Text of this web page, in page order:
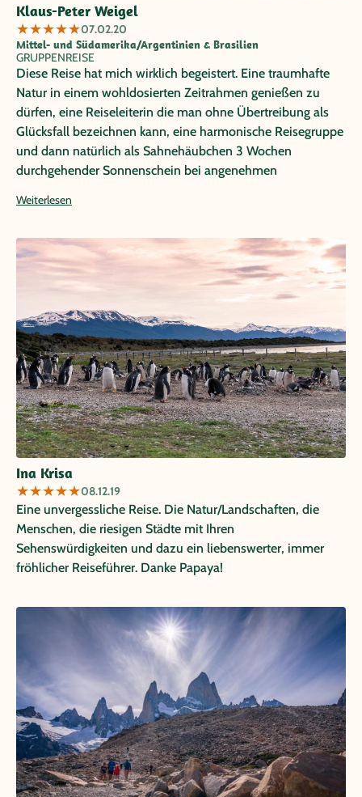
Klaus-Peter Weigel
★★★★★07.02.20
Mittel- und Südamerika/Argentinien & Brasilien
GRUPPENREISE
Diese Reise hat mich wirklich begeistert. Eine traumhafte
Natur in einem wohldosierten Zeitrahmen genießen zu
dürfen, eine Reiseleiterin die man ohne Übertreibung als
Glücksfall bezeichnen kann, eine harmonische Reisegruppe
und dann natürlich als Sahnehäubchen 3 Wochen
durchgehender Sonnenschein bei angenehmen
Weiterlesen
Ina Krisa
★★★★★08.12.19
Eine unvergessliche Reise. Die Natur/Landschaften, die
Menschen, die riesigen Städte mit Ihren
Sehenswürdigkeiten und dazu ein liebenswerter, immer
fröhlicher Reiseführer. Danke Papaya!